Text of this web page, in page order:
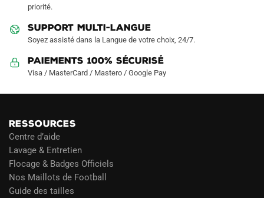
page
produit
priorité.
SUPPORT MULTI-LANGUE
Soyez assisté dans la Langue de votre choix, 24/7.
Paiements 100% Sécurisé
Visa / MasterCard / Mastero / Google Pay
RESSOURCES
Centre d’aide
Lavage & Entretien
Flocage & Badges Officiels
Nos Maillots de Football
Guide des tailles